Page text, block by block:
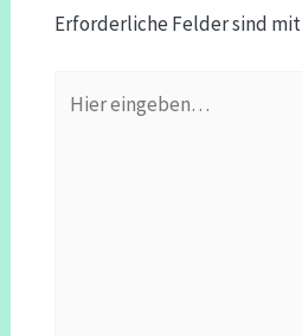
Erforderliche Felder sind mit
eingeben…